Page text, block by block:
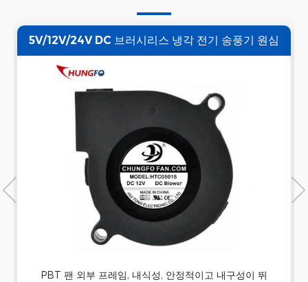
5V/12V/24V DC 브러시리스 냉각 전기 송풍기 원심
PBT 팬 외부 프레임, 내식성, 안정적이고 내구성이 뛰